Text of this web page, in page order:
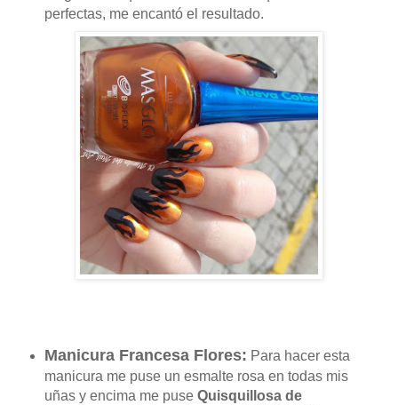
perfectas, me encantó el resultado.
Manicura Francesa Flores: Para hacer esta
manicura me puse un esmalte rosa en todas mis
uñas y encima me puse Quisquillosa de